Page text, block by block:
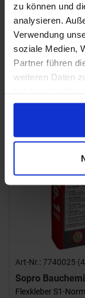
zu können und
analysieren.
Verwendung
soziale Medien,
Partner führen
weiteren Daten
gesammelt
Weitere Serien
Fliesenkleber
Art-Nr.: 7740025
Sopro
Flexkleber S1-